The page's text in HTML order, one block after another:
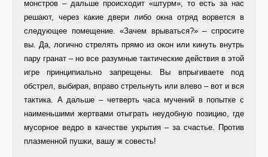
монстров – дальше происходит «штурм», то есть за нас
решают, через какие двери либо окна отряд ворвется в
следующее помещение. «Зачем врываться?» – спросите
вы. Да, логично стрелять прямо из окон или кинуть внутрь
пару гранат – но все разумные тактические действия в этой
игре принципиально запрещены. Вы впрыгиваете под
обстрел, выбирая, вправо стрельнуть или влево – вот и вся
тактика. А дальше – четверть часа мучений в попытке с
наименьшими жертвами отыграть неудобную позицию, где
мусорное ведро в качестве укрытия – за счастье. Против
плазменной пушки, вашу ж совесть!